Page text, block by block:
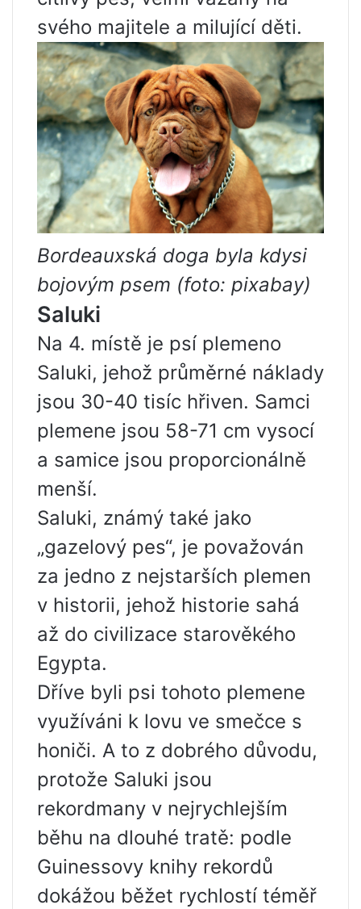
svého majitele a milující děti.
Bordeauxská doga byla kdysi
bojovým psem (foto: pixabay)
Saluki
Na 4. místě je psí plemeno
Saluki, jehož průměrné náklady
jsou 30-40 tisíc hřiven. Samci
plemene jsou 58-71 cm vysocí
a samice jsou proporcionálně
menší.
Saluki, známý také jako
„gazelový pes“, je považován
za jedno z nejstarších plemen
v historii, jehož historie sahá
až do civilizace starověkého
Egypta.
Dříve byli psi tohoto plemene
využíváni k lovu ve smečce s
honiči. A to z dobrého důvodu,
protože Saluki jsou
rekordmany v nejrychlejším
běhu na dlouhé tratě: podle
Guinessovy knihy rekordů
dokážou běžet rychlostí téměř